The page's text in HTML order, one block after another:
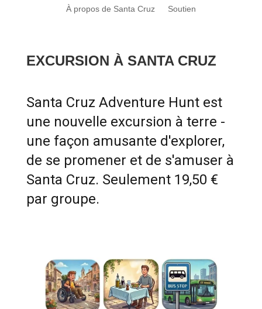
À propos de Santa Cruz Soutien
EXCURSION À SANTA CRUZ
Santa Cruz Adventure Hunt est
une nouvelle excursion à terre -
une façon amusante d'explorer,
de se promener et de s'amuser à
Santa Cruz. Seulement 19,50 €
par groupe.